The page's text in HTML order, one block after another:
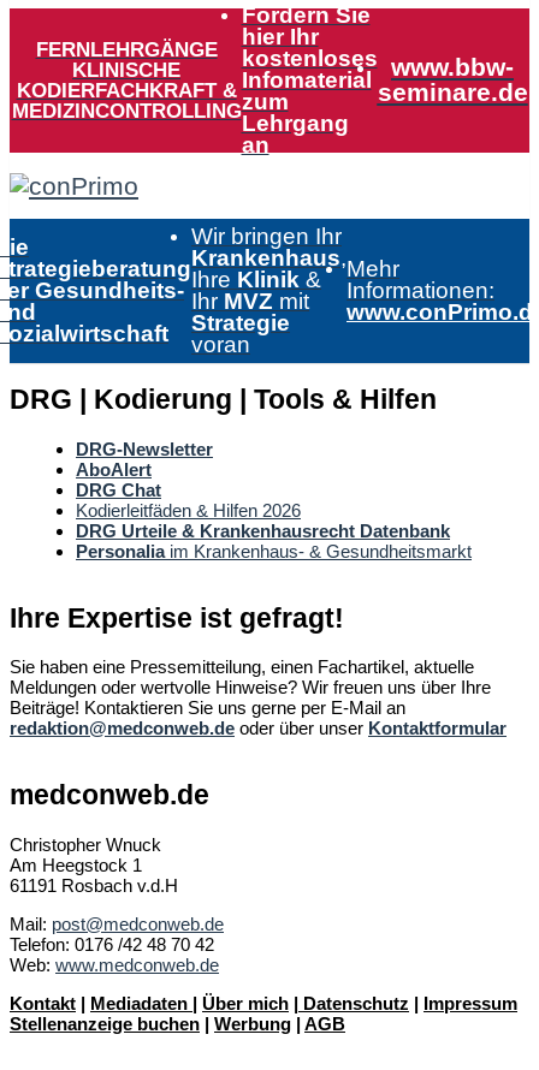
FERNLEHRGÄNGE
KLINISCHE
KODIERFACHKRAFT &
MEDIZINCONTROLLING
Fordern Sie
hier Ihr
kostenloses
Infomaterial
zum
Lehrgang
an
www.bbw-
seminare.de
Gesundheits-
Wir bringen Ihr
Krankenhaus,
Ihre Klinik &
Ihr MVZ mit
Strategie
voran
Mehr
Informationen:
DRG | Kodierung | Tools & Hilfen
DRG-Newsletter
AboAlert
DRG Chat
Kodierleitfäden & Hilfen 2026
DRG Urteile & Krankenhausrecht Datenbank
Personaliaim Krankenhaus- & Gesundheitsmarkt
Ihre Expertise ist gefragt!
Sie haben eine Pressemitteilung, einen Fachartikel, aktuelle
Meldungen oder wertvolle Hinweise? Wir freuen uns über Ihre
Beiträge! Kontaktieren Sie uns gerne per E-Mail an
redaktion@medconweb.de oder über unser Kontaktformular
medconweb.de
Christopher Wnuck
Am Heegstock 1
61191 Rosbach v.d.H
Mail: post@medconweb.de
Telefon: 0176 /42 48 70 42
Web: www.medconweb.de
Kontakt | Mediadaten | Über mich | Datenschutz | Impressum
Stellenanzeige buchen | Werbung | AGB